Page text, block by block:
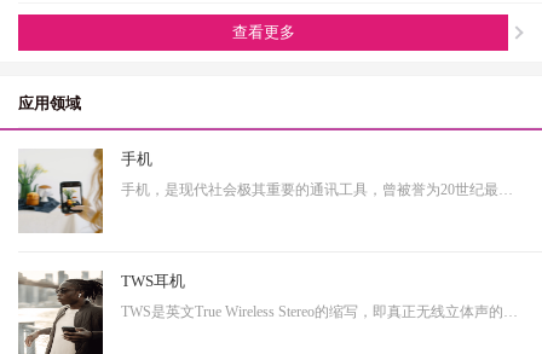
查看更多
应用领域
手机
手机，是现代社会极其重要的通讯工具，曾被誉为20世纪最伟大的发明之一。从早期的大哥大，到功能手机，到现在的智能手机，通讯制式不断升级，功能也越来越多样化。而正是因为其具有相当多样化的功能，使得其具有相当大的延展性，即可以演变成诸多其他产品形态的终端产品。…
TWS耳机
TWS是英文True Wireless Stereo的缩写，即真正无线立体声的意思，TWS技术同样也是基于蓝牙芯片技术的发展。按其工作原理来说是指手机通过连接主耳机，再由主耳机通过无线方式快速连接副耳机，实现真正的蓝牙左右声道无线分离使用。不连接从音箱时，主音箱回到单声道音质。…